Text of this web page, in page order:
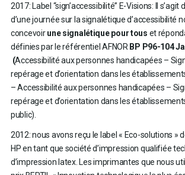
2017: Label “sign’accessibilité” E-Visions: Il s’agit
d’une journée sur la signalétique d’accessibilité
concevoirune signalétique pour tous et
définies par le référentiel AFNOR BP P96-104
(Accessibilité aux personnes handicapées –
repérage et d’orientation dans les
– Accessibilité aux personnes handicapées –
repérage et d’orientation dans les
public).
2012: nous avons reçu le label « Eco-solutions »
HP en tant que société d’impression qualifiée
d’impression latex. Les imprimantes que nous